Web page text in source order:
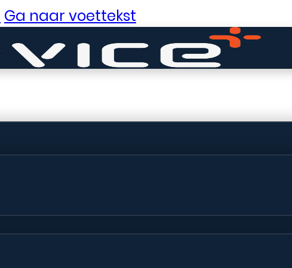
Ga naar voettekst
geweldige
vooruitzicht! Onze winkel wordt